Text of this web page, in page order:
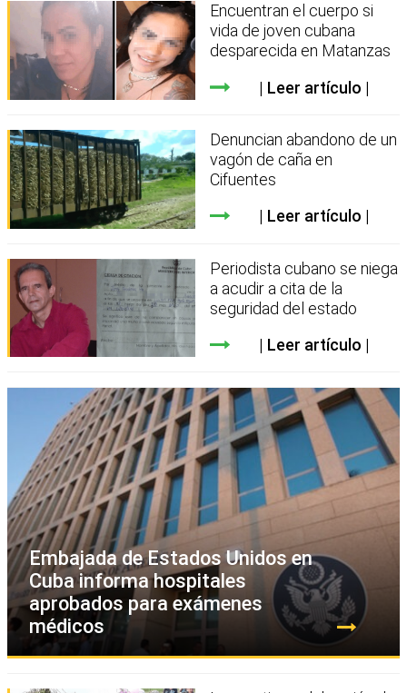
Encuentran el cuerpo si
vida de joven cubana
desparecida en Matanzas
Leer artículo
Denuncian abandono de un
vagón de caña en
Cifuentes
Leer artículo
Periodista cubano se niega
a acudir a cita de la
seguridad del estado
Leer artículo
Embajada de Estados Unidos en
Cuba informa hospitales
aprobados para exámenes
médicos